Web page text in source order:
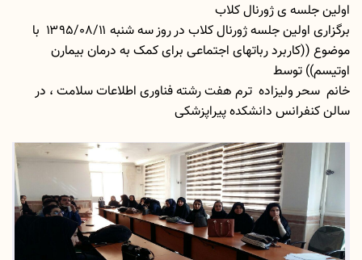
اولین جلسه ی ژورنال کلاب
برگزاری اولین جلسه ژورنال کلاب در روز سه شنبه ۱۳۹۵/۰۸/۱۱ با
موضوع ((کاربرد رباتهای اجتماعی برای کمک به درمان بیمارن
اوتیسم)) توسط
خانم سحر ولیزاده ترم هفت رشته فناوری اطلاعات سلامت ، در
سالن کنفرانس دانشکده پیراپزشکی